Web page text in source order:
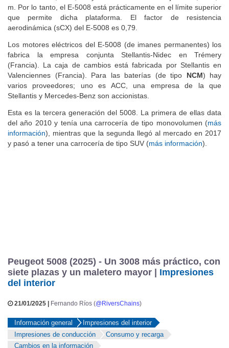
vehículos de 4,3 a 4,9 m y con distancias entre ejes de 2,7 a 2,9
m. Por lo tanto, el E-5008 está prácticamente en el límite superior
que permite dicha plataforma. El factor de resistencia
Los motores eléctricos del E-5008 (de imanes permanentes) los
fabrica la empresa conjunta Stellantis-Nidec en Trémery
(Francia). La caja de cambios está fabricada por Stellantis en
Valenciennes (Francia). Para las baterías (de tipoNCM) hay
varios proveedores; uno es ACC, una empresa de la que
Esta es la tercera generación del 5008. La primera de ellas data
del año 2010 y tenía una carrocería de tipo monovolumen (más
información), mientras que la segunda llegó al mercado en 2017
Peugeot 5008 (2025) - Un 3008 más práctico, con
siete plazas y un maletero mayor |
Impresiones
Información general
Impresiones del interior
Impresiones de conducción